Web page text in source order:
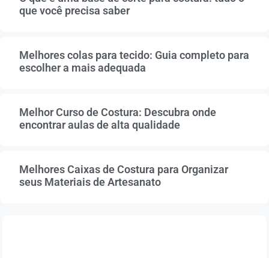
que você precisa saber
Melhores colas para tecido: Guia completo para
escolher a mais adequada
Melhor Curso de Costura: Descubra onde
encontrar aulas de alta qualidade
Melhores Caixas de Costura para Organizar
seus Materiais de Artesanato